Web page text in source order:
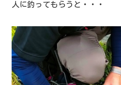
人に釣ってもらうと・・・